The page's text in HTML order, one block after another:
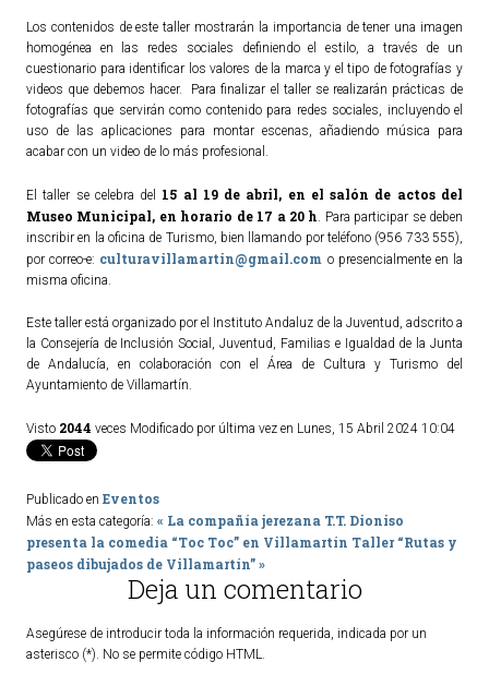
ACTUALIDAD
Noticias
Agenda
Los contenidos de este taller mostrarán la importancia de tener una imagen
homogénea en las redes sociales definiendo el estilo, a través de un
cuestionario para identificar los valores de la marca y el tipo de fotografías y
videos que debemos hacer. Para finalizar el taller se realizarán prácticas de
fotografías que servirán como contenido para redes sociales, incluyendo el
uso de las aplicaciones para montar escenas, añadiendo música para
acabar con un video de lo más profesional.
El taller se celebra del
15 al 19 de abril, en el salón de actos del
Museo Municipal, en horario de 17 a 20 h. Para participar se deben
inscribir en la oficina de Turismo, bien llamando por teléfono (956 733 555),
por correo-e: culturavillamartin@gmail.com o presencialmente en la
misma oficina.
Este taller está organizado por el Instituto Andaluz de la Juventud, adscrito a
la Consejería de Inclusión Social, Juventud, Familias e Igualdad de la Junta
de Andalucía, en colaboración con el Área de Cultura y Turismo del
Ayuntamiento de Villamartín.
Visto 2044 veces Modificado por última vez en Lunes, 15 Abril 2024 10:04
Publicado en Eventos
Más en esta categoría: « La compañía jerezana T.T. Dioniso
presenta la comedia “Toc Toc” en Villamartín Taller “Rutas y
paseos dibujados de Villamartín” »
Deja un comentario
Asegúrese de introducir toda la información requerida, indicada por un
asterisco (*). No se permite código HTML.